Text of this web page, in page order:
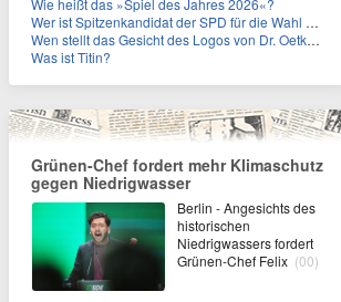
Wie heißt das »Spiel des Jahres 2026«?
Wer ist Spitzenkandidat der SPD für die Wahl zum Berliner Abgeordnetenhaus im September 2026?
Wen stellt das Gesicht des Logos von Dr. Oetker dar?
Was ist Titin?
Grünen-Chef fordert mehr Klimaschutz
gegen Niedrigwasser
Berlin - Angesichts des
historischen
Niedrigwassers fordert
Grünen-Chef Felix (00)